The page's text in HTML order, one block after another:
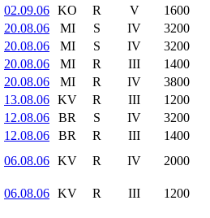
02.09.06 KO R V 1600
20.08.06
MI S IV 3200
20.08.06
MI S IV 3200
20.08.06
MI R III 1400
20.08.06
MI R IV 3800
13.08.06 KV R III 1200
12.08.06
BR S IV 3200
12.08.06
BR R III 1400
06.08.06 KV R IV 2000
06.08.06 KV R III 1200